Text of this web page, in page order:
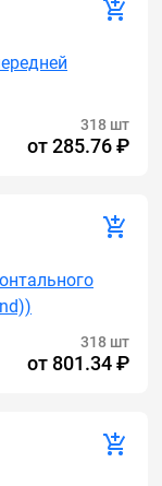
318 шт
от285.76 ₽
318 шт
от 801.34 ₽